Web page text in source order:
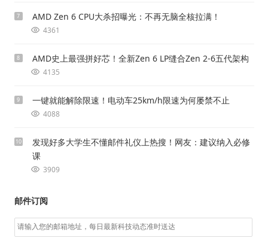
7 AMD Zen 6 CPU大杀招曝光：不再无脑全核拉满！
4361
8 AMD史上最强拼好芯！全新Zen 6 LP缝合Zen 2-6五代架构
4135
9 一键就能解除限速！电动车25km/h限速为何屡禁不止
4088
10
发现好多大学生不懂邮件礼仪上热搜！网友：建议纳入必修
课
3909
邮件订阅